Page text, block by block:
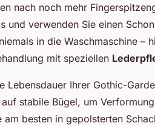
nach noch mehr
und verwenden Sie einen
in die Waschmaschine –
mit speziellen
Lebensdauer Ihrer Gothic-
stabile Bügel, um
besten in gepolsterten